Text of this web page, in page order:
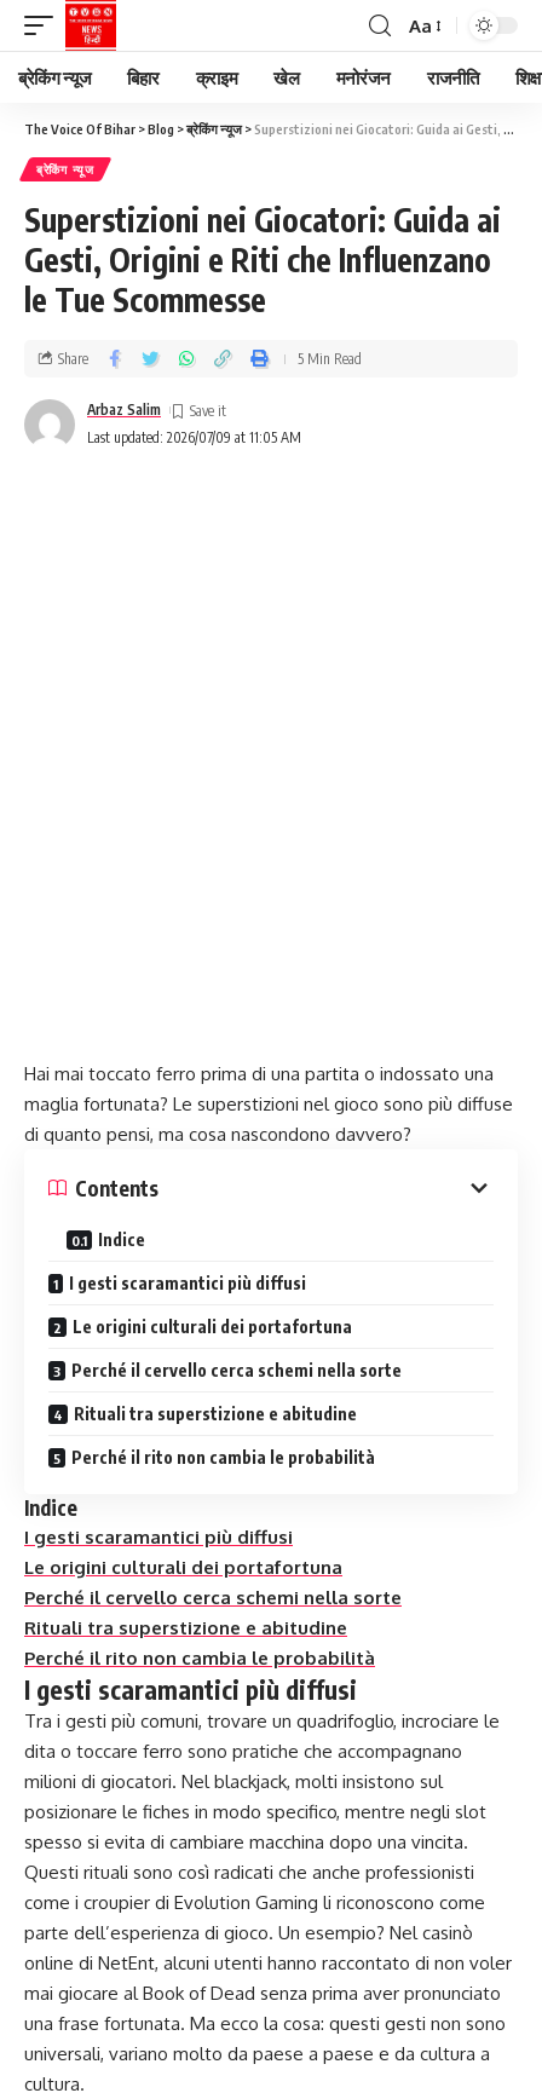
Aa
ब्रेकिंग न्यूज बिहार क्राइम खेल मनोरंजन राजनीति
The Voice Of Bihar >Blog >ब्रेकिंग न्यूज>Superstizioni nei Giocatori: Guida ai Gesti, Origini e Riti che Influenzano le Tue Scommesse
ब्रेकिंग न्यूज
Superstizioni nei Giocatori: Guida ai
Gesti, Origini e Riti che Influenzano
le Tue Scommesse
Last updated: 2026/07/09 at 11:05 AM
Arbaz Salim
Share 5 Min Read
Hai mai toccato ferro prima di una partita o indossato una
maglia fortunata? Le superstizioni nel gioco sono più diffuse
di quanto pensi, ma cosa nascondono davvero?
Contents
Indice
I gesti scaramantici più diffusi
Le origini culturali dei portafortuna
Perché il cervello cerca schemi nella sorte
Rituali tra superstizione e abitudine
Perché il rito non cambia le probabilità
Indice
I gesti scaramantici più diffusi
Le origini culturali dei portafortuna
Perché il cervello cerca schemi nella sorte
Rituali tra superstizione e abitudine
Perché il rito non cambia le probabilità
I gesti scaramantici più diffusi
Tra i gesti più comuni, trovare un quadrifoglio, incrociare le
dita o toccare ferro sono pratiche che accompagnano
milioni di giocatori. Nel blackjack, molti insistono sul
posizionare le fiches in modo specifico, mentre negli slot
spesso si evita di cambiare macchina dopo una vincita.
Questi rituali sono così radicati che anche professionisti
come i croupier di Evolution Gaming li riconoscono come
parte dell’esperienza di gioco. Un esempio? Nel casinò
online di NetEnt, alcuni utenti hanno raccontato di non voler
mai giocare al Book of Dead senza prima aver pronunciato
una frase fortunata. Ma ecco la cosa: questi gesti non sono
universali, variano molto da paese a paese e da cultura a
cultura.